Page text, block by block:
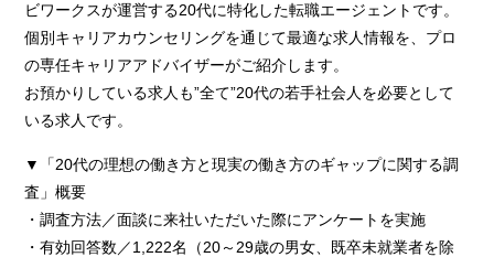
ビワークスが運営する20代に特化した転職エージェントです。
個別キャリアカウンセリングを通じて最適な求人情報を、プロ
の専任キャリアアドバイザーがご紹介します。
お預かりしている求人も”全て”20代の若手社会人を必要として
いる求人です。
▼「20代の理想の働き方と現実の働き方のギャップに関する調
査」概要
・調査方法／面談に来社いただいた際にアンケートを実施
・有効回答数／1,222名（20～29歳の男女、既卒未就業者を除